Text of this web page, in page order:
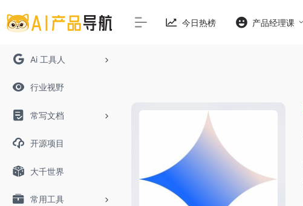
Ai 工具人
行业视野
常写文档
开源项目
大千世界
常用工具
今日热榜 产品经理课